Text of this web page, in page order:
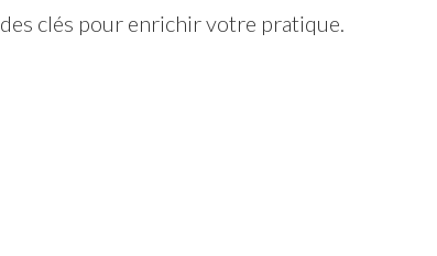
clés pour enrichir votre pratique.